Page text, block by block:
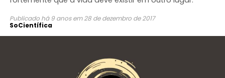
Publicado há 9 anos em 28 de dezembro de 2017
SoCientífica